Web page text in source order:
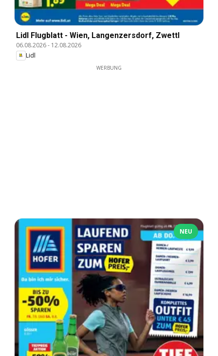
Lidl Flugblatt - Wien, Langenzersdorf, Zwettl
06.08.2026- 12.08.2026
Lidl
WERBUNG
NEU